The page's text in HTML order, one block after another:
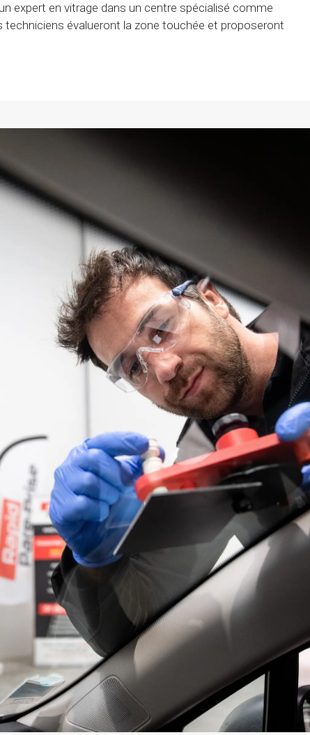
expert en vitrage dans un centre spécialisé comme
techniciens évalueront la zone touchée et proposeront